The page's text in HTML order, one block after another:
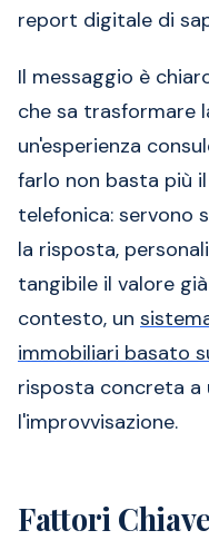
report digitale di
Il messaggio è
che sa trasformare
un'esperienza
farlo non basta più
telefonica: servono
la risposta,
tangibile il valore
contesto, un
immobiliari basato
risposta concreta a
l'improvvisazione.
Fattori